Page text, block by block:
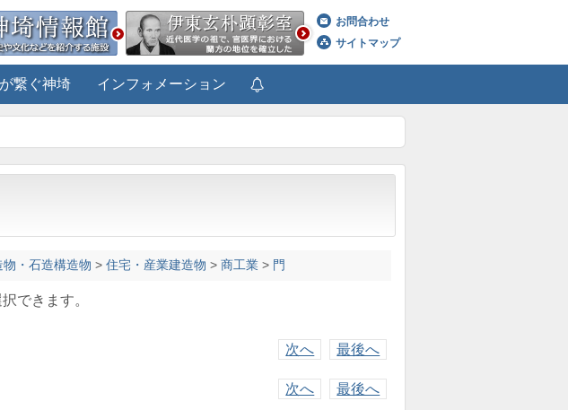
お問合わせ
サイトマップ
繋ぐ神埼 インフォメーション
物・石造構造物 > 住宅・産業建造物 > 商工業> 門
できます。
次へ
最後へ
次へ 最後へ